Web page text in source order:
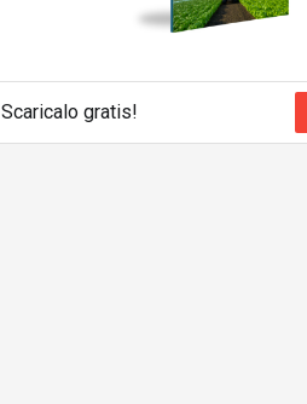
Scaricalo gratis!